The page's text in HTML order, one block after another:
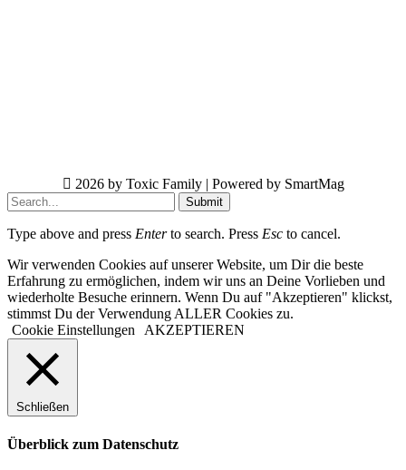
2026 by Toxic Family | Powered by SmartMag
Submit
Type above and press Enterto search. Press Esc to cancel.
Wir verwenden Cookies auf unserer Website, um Dir die beste
Erfahrung zu ermöglichen, indem wir uns an Deine Vorlieben und
wiederholte Besuche erinnern. Wenn Du auf "Akzeptieren" klickst,
stimmst Du der Verwendung ALLER Cookies zu.
Cookie Einstellungen AKZEPTIEREN
Schließen
Überblick zum Datenschutz